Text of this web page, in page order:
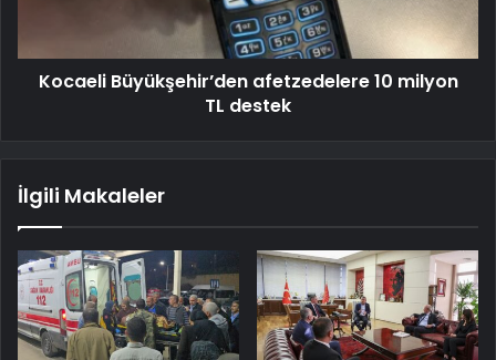
Kocaeli Büyükşehir’den afetzedelere 10 milyon
TL destek
İlgili Makaleler